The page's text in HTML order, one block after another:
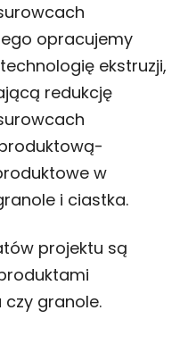
opracujemy
ekstruzji,
redukcję
w
i ciastka.
projektu są
granole.